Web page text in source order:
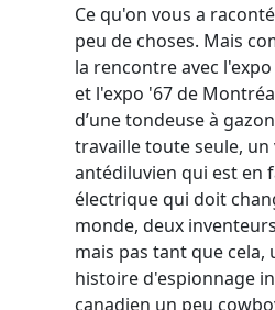
Ce qu'on vous a
peu de choses. Mais
la rencontre avec
et l'expo '67 de
d’une tondeuse à
travaille toute seule, un
antédiluvien qui est en
électrique qui doit
monde, deux
mais pas tant que cela,
histoire d'espionnage
canadien un peu